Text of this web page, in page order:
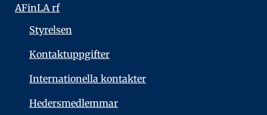
AFinLA rf
Styrelsen
Kontaktuppgifter
Internationella kontakter
Hedersmedlemmar